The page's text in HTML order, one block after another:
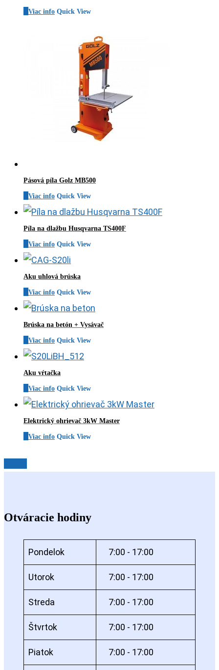
Viac info Quick View
Pásová píla Golz MB500
Viac info Quick View
Píla na dlažbu Husqvarna TS400F
Viac info Quick View
Aku uhlová brúska
Viac info Quick View
Brúska na betón + Vysávač
Viac info Quick View
Aku vŕtačka
Viac info Quick View
Elektrický ohrievač 3kW Master
Viac info Quick View
Otváracie hodiny
Pondelok 7:00 - 17:00
Utorok 7:00 - 17:00
Streda 7:00 - 17:00
Štvrtok 7:00 - 17:00
Piatok 7:00 - 17:00